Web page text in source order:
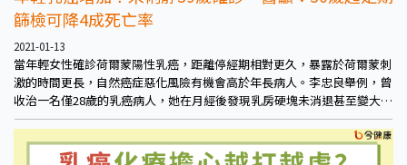
篩檢可降4成死亡率
2021-01-13
當年輕女性確診荷爾蒙陽性乳癌，距離停經期相對更久，暴露於荷爾蒙刺
激的時間更長，自然癌症惡化風險有機會高於年長病人。李忠良舉例，曾
收治一名僅28歲的乳癌病人，她在月經後發現乳房硬塊未消退甚至變大而
求醫，照超音波發現腫瘤近3公分大小，切片後證實為2期乳癌。透過前導
型化療合併標靶治療，讓腫瘤縮小至0.5公分左右後切除，持續追蹤下控
制良好。